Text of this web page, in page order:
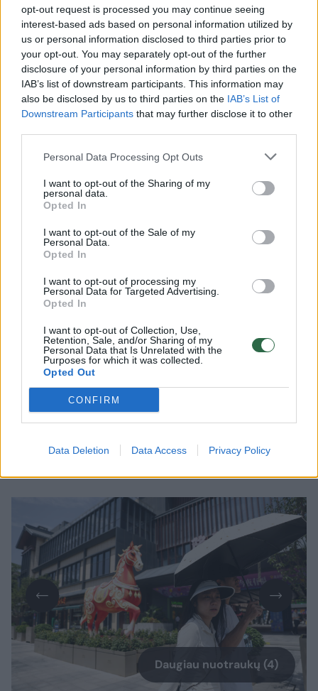
opt-out request is processed you may continue seeing
interest-based ads based on personal information utilized by
us or personal information disclosed to third parties prior to
your opt-out. You may separately opt-out of the further
disclosure of your personal information by third parties on the
IAB’s list of downstream participants. This information may
also be disclosed by us to third parties on the IAB’s List of
Downstream Participants that may further disclose it to other
Personal Data Processing Opt Outs
I want to opt-out of the Sharing of my
personal data.
Opted In
I want to opt-out of the Sale of my
Personal Data.
Opted In
I want to opt-out of processing my
Personal Data for Targeted Advertising.
Opted In
I want to opt-out of Collection, Use,
Retention, Sale, and/or Sharing of my
Personal Data that Is Unrelated with the
Purposes for which it was collected.
Opted Out
CONFIRM
Data Deletion Data Access Privacy Policy
Verslas Rinkos pulsas
Kinijos komunistų partija net ir
milijardierius laiko po padu: „Jūs
2026 m. rugpjūčio 8 d. 13:19
Lrytas.lt
Lrytas Premium nariams
Kinijos verslo magnatai kaupia milžiniškus
turtus, tačiau kaip niekada anksčiau
sklando spėlionės, kuris jų gali būti
Daugiau nuotraukų (4)